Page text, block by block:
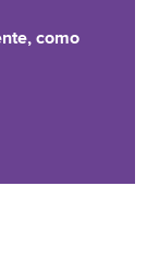
de cabelos!
da mão.
como